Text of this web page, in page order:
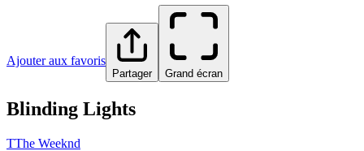
Ajouter aux favoris
Partager Grand écran
Blinding Lights
TThe Weeknd